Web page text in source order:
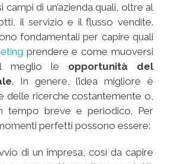
campi di un’azienda quali, oltre al
il servizio e il flusso vendite.
fondamentali per capire quali
prendere e come muoversi
meglio le opportunità del
. In genere, l’idea migliore è
delle ricerche costantemente o,
tempo breve e periodico. Per
perfetti possono essere:
di un impresa, così da capire